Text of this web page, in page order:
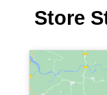
Store